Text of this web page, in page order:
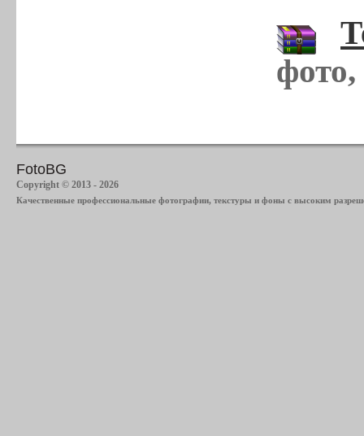
FotoBG
Copyright © 2013 - 2026
Качественные профессиональные фотографии, текстуры и фоны с высоким